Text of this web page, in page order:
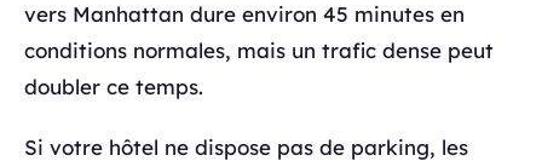
vers Manhattan dure environ 45 minutes en
conditions normales, mais un trafic dense peut
doubler ce temps.
Si votre hôtel ne dispose pas de parking, les